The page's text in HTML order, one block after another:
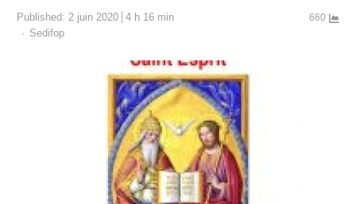
Published: 2 juin 2020
4 h 16 min
Author
Sedifop
660